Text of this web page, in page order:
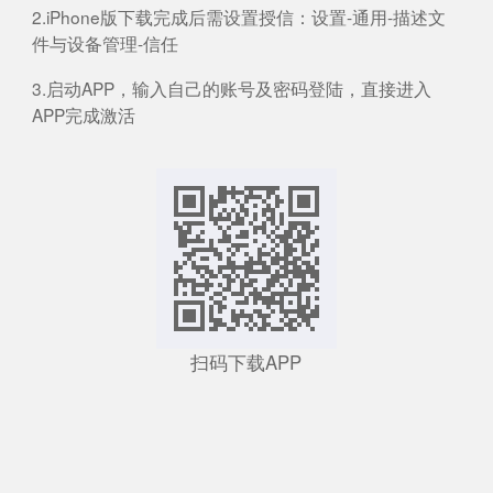
2.iPhone版下载完成后需设置授信：设置-通用-描述文
件与设备管理-信任
3.启动APP，输入自己的账号及密码登陆，直接进入
APP完成激活
扫码下载APP